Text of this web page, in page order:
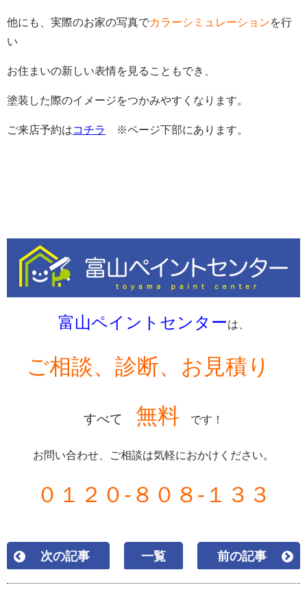
他にも、実際のお家の写真でカラーシミュレーションを行
い
お住まいの新しい表情を見ることもでき、
塗装した際のイメージをつかみやすくなります。
ご来店予約はコチラ ※ページ下部にあります。
富山ペイントセンターは、
ご相談、診断、お見積り
すべて 無料 です！
お問い合わせ、ご相談は気軽におかけください。
０１２０-８０８-１３３
次の記事 一覧 前の記事